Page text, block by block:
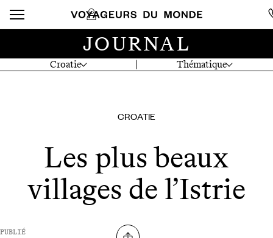
Croatie Thématique
JOURNAL
CROATIE
Les plus beaux
villages de l’Istrie
PUBLIÉ